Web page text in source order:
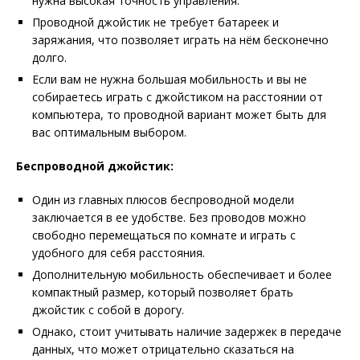
Проводной джойстик не требует батареек и
заряжания, что позволяет играть на нём бесконечно
долго.
Если вам не нужна большая мобильность и вы не
собираетесь играть с джойстиком на расстоянии от
компьютера, то проводной вариант может быть для
вас оптимальным выбором.
Беспроводной джойстик:
Один из главных плюсов беспроводной модели
заключается в ее удобстве. Без проводов можно
свободно перемещаться по комнате и играть с
удобного для себя расстояния.
Дополнительную мобильность обеспечивает и более
компактный размер, который позволяет брать
джойстик с собой в дорогу.
Однако, стоит учитывать наличие задержек в передаче
данных, что может отрицательно сказаться на